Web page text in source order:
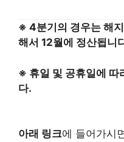
※ 4분기의 경우는 해
해서 12월에 정산됩니
※ 휴일 및 공휴일에 따
다.
아래 링크에 들어가시